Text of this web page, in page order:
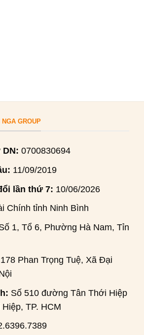
NGA GROUP
DN: 0700830694
11/09/2019
lần thứ 7: 10/06/2026
Chính tỉnh Ninh Bình
1, Tổ 6, Phường Hà Nam, Tỉnh
Phan Trọng Tuệ, Xã Đại
Số 510 đường Tân Thới Hiệp
TP. HCM